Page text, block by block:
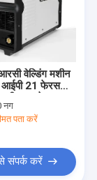
वेल्डिंग मशीन
आईपी 21 फेरस
नग
पता करें
संपर्क करें